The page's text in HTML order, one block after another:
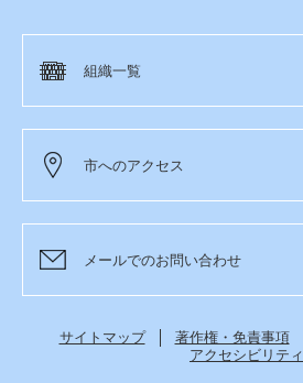
組織一覧
市へのアクセス
メールでのお問い合わせ
サイトマップ 著作権・免責事項
アクセシビリティ